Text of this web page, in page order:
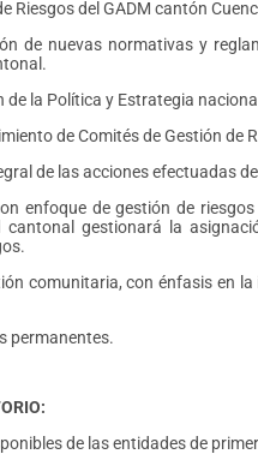
Riesgos del GADM cantón
de nuevas normativas y
la Política y Estrategia
de Comités de Gestión de
de las acciones efectuadas
enfoque de gestión de
gestionará la
comunitaria, con énfasis en
permanentes.
de las entidades de